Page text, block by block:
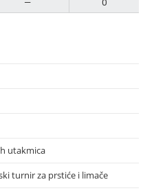
— 0
utakmica
turnir za prstiće i limače